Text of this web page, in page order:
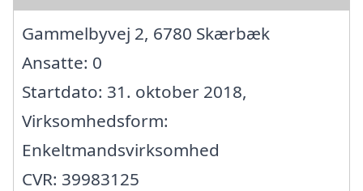
Gammelbyvej 2, 6780 Skærbæk
Ansatte: 0
Startdato: 31. oktober 2018,
Virksomhedsform:
Enkeltmandsvirksomhed
CVR: 39983125